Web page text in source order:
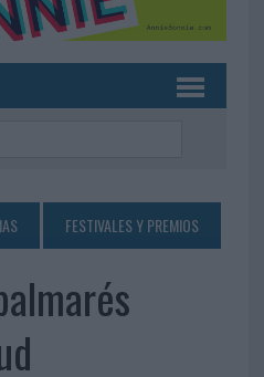
FESTIVALES Y PREMIOS